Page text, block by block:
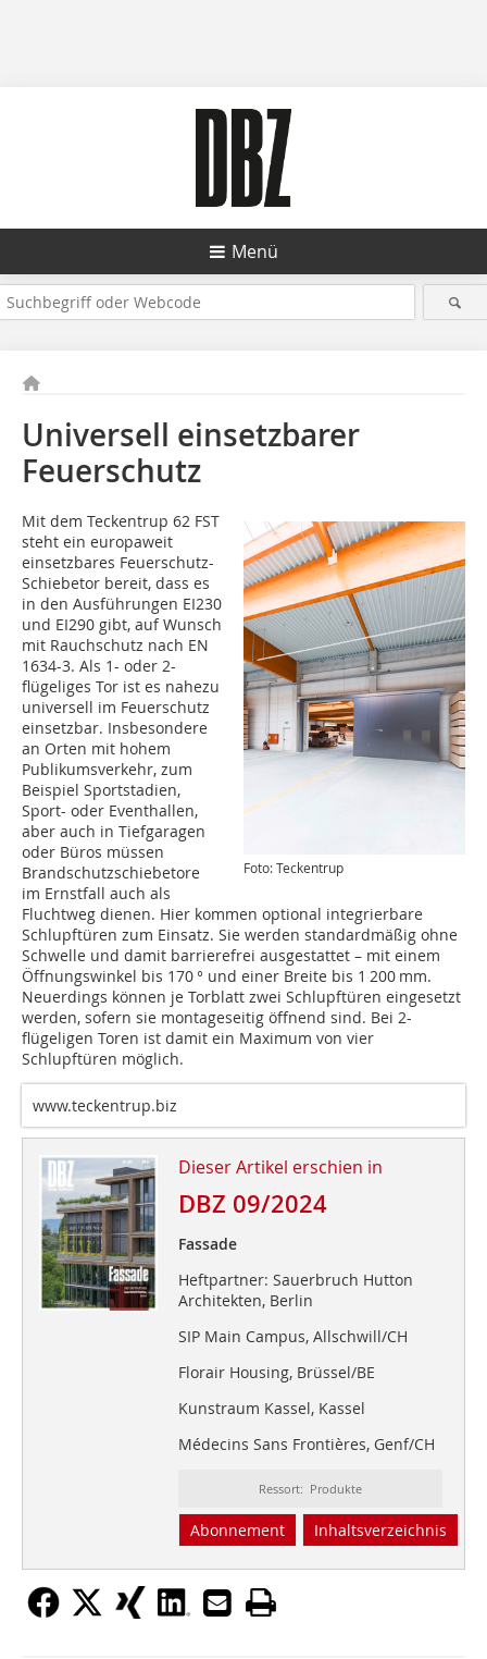
Menü
Universell einsetzbarer
Feuerschutz
Foto: Teckentrup
Mit dem Teckentrup 62 FST
steht ein europaweit
einsetzbares Feuerschutz-
Schiebetor bereit, dass es
in den Ausführungen EI230
und EI290 gibt, auf Wunsch
mit Rauchschutz nach EN
1634-3. Als 1- oder 2-
flügeliges Tor ist es nahezu
universell im Feuerschutz
einsetzbar. Insbesondere
an Orten mit hohem
Publikumsverkehr, zum
Beispiel Sportstadien,
Sport- oder Eventhallen,
aber auch in Tiefgaragen
oder Büros müssen
Brandschutzschiebetore
im Ernstfall auch als
Fluchtweg dienen. Hier kommen optional integrierbare
Schlupftüren zum Einsatz. Sie werden standardmäßig ohne
Schwelle und damit barrierefrei ausgestattet – mit einem
Öffnungswinkel bis 170 ° und einer Breite bis 1 200 mm.
Neuerdings können je Torblatt zwei Schlupftüren eingesetzt
werden, sofern sie montage­seitig öffnend sind. Bei 2-
flügeligen Toren ist damit ein Maximum von vier
Schlupftüren möglich.­
www.teckentrup.biz
Dieser Artikel erschien in
DBZ 09/2024
Fassade
Heftpartner: Sauerbruch Hutton
Architekten, Berlin
SIP Main Campus, Allschwill/CH
Florair Housing, Brüssel/BE
Kunstraum Kassel, Kassel
Médecins Sans Frontières, Genf/CH
Ressort: Produkte
Abonnement Inhaltsverzeichnis